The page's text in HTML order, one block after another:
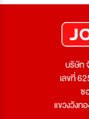
บริษัท
เลขที่
ซ
แขวงวังท